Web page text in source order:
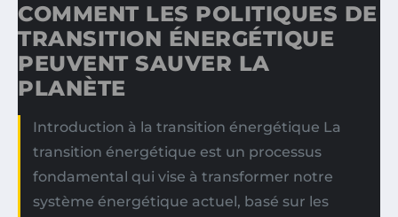
COMMENT LES POLITIQUES DE
TRANSITION ÉNERGÉTIQUE
PEUVENT SAUVER LA
PLANÈTE
Introduction à la transition énergétique La
transition énergétique est un processus
fondamental qui vise à transformer notre
système énergétique actuel, basé sur les